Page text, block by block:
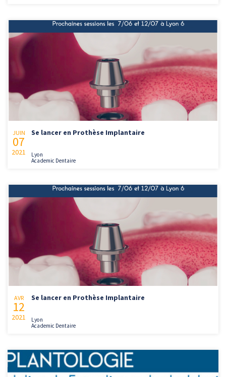
JUIN
07
2021
Se lancer en Prothèse Implantaire
Lyon
Academic Dentaire
AVR
12
2021
Se lancer en Prothèse Implantaire
Lyon
Academic Dentaire